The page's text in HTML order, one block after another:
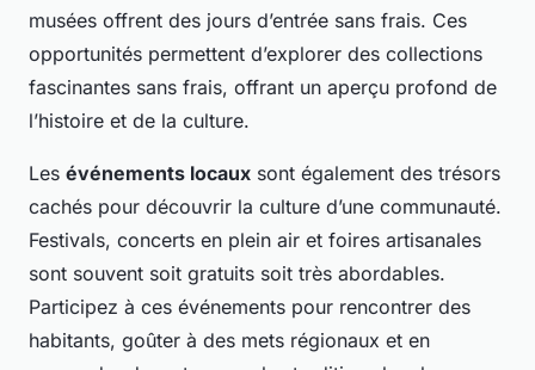
musées offrent des jours d’entrée sans frais. Ces
opportunités permettent d’explorer des collections
fascinantes sans frais, offrant un aperçu profond de
l’histoire et de la culture.
Les événements locaux sont également des trésors
cachés pour découvrir la culture d’une communauté.
Festivals, concerts en plein air et foires artisanales
sont souvent soit gratuits soit très abordables.
Participez à ces événements pour rencontrer des
habitants, goûter à des mets régionaux et en